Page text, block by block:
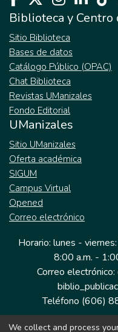
Biblioteca y Centro
Sitio Biblioteca
Bases de datos
Catálogo Público (OPAC)
Chat Biblioteca
Revistas UManizales
Fondo Editorial
UManizales
Sitio UManizales
Oferta académica
SIGUM
Campus Virtual
Opened
Correo electrónico
Horario: lunes -
8:00 a.m. -
Correo electrónico:
Teléfono (606)
We collect and process